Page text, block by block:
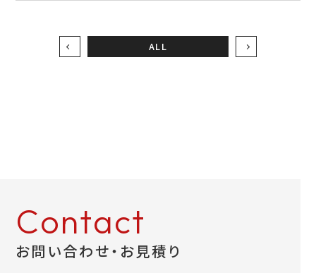
ALL
Contact
お問い合わせ・お見積り